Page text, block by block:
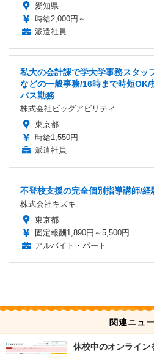
愛知県
時給2,000円～
派遣社員
私大の会計課で学大学事務スタッ
などの一般事務/16時まで時短
パス勤務
株式会社ビッグアビリティ
東京都
時給1,550円
派遣社員
不登校支援の完全個別指導講師/経
株式会社キズキ
東京都
固定報酬1,890円～5,500円
アルバイト・パート
関連ニュ
休校中のオンライン